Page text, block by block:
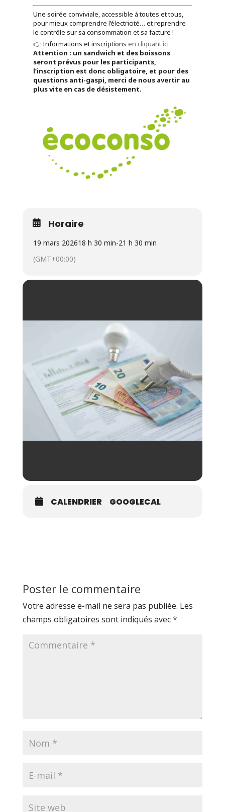
Une soirée conviviale, accessible à toutes et tous,
pour mieux comprendre l’électricité… et reprendre
le contrôle sur sa consommation et sa facture !
👉 Informations et inscriptions en cliquant ici
Attention : un sandwich et des boissons
seront prévus pour les participants,
l’inscription est donc obligatoire, et pour des
questions anti-gaspi, merci de nous avertir au
plus vite en cas de désistement.
Horaire
19 mars 202618 h 30 min-21 h 30 min
(GMT+00:00)
CALENDRIER GOOGLECAL
Poster le commentaire
Votre adresse e-mail ne sera pas publiée. Les
champs obligatoires sont indiqués avec*